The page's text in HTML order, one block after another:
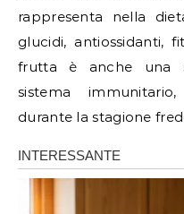
rappresenta nella
glucidi, antiossidanti,
frutta è anche una
sistema
durante la stagione